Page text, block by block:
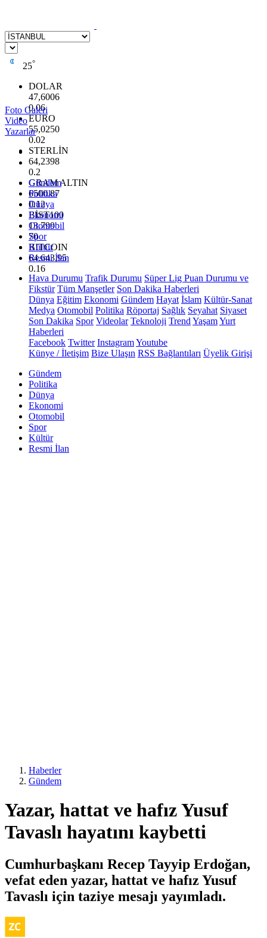
25°
DOLAR
47,6006
0.06
EURO
55,0250
0.02
STERLİN
64,2398
0.2
GRAM ALTIN
6500.87
0.12
BİST100
13.799
70
BITCOIN
64.643,95
0.16
Foto Galeri
Video
Yazarlar
Gündem
Politika
Dünya
Ekonomi
Otomobil
Spor
Kültür
Resmi İlan
Hava Durumu Trafik Durumu Süper Lig Puan Durumu ve
Fikstür Tüm Manşetler Son Dakika Haberleri
Dünya Eğitim Ekonomi Gündem Hayat İslam Kültür-Sanat
Medya Otomobil Politika Röportaj Sağlık Seyahat Siyaset
Son Dakika Spor Videolar Teknoloji Trend YaşamYurt
Haberleri
Facebook Twitter InstagramYoutube
Künye / İletişim Bize Ulaşın RSS Bağlantıları Üyelik Girişi
Gündem
Politika
Dünya
Ekonomi
Otomobil
Spor
Kültür
Resmi İlan
Haberler
Gündem
Yazar, hattat ve hafız Yusuf
Tavaslı hayatını kaybetti
Cumhurbaşkanı Recep Tayyip Erdoğan,
vefat eden yazar, hattat ve hafız Yusuf
Tavaslı için taziye mesajı yayımladı.